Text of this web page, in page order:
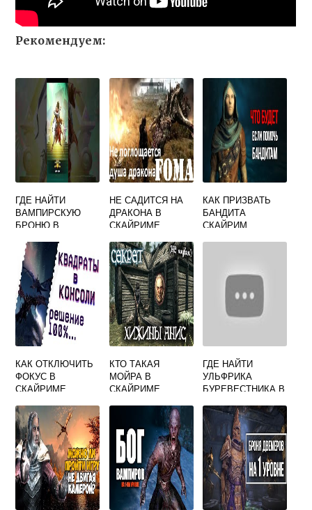
Рекомендуем:
ГДЕ НАЙТИ
ВАМПИРСКУЮ
БРОНЮ В
НЕ САДИТСЯ НА
ДРАКОНА В
СКАЙРИМЕ
КАК ПРИЗВАТЬ
БАНДИТА
СКАЙРИМ
КАК ОТКЛЮЧИТЬ
ФОКУС В
СКАЙРИМЕ
КТО ТАКАЯ
МОЙРА В
СКАЙРИМЕ
ГДЕ НАЙТИ
УЛЬФРИКА
БУРЕВЕСТНИКА В